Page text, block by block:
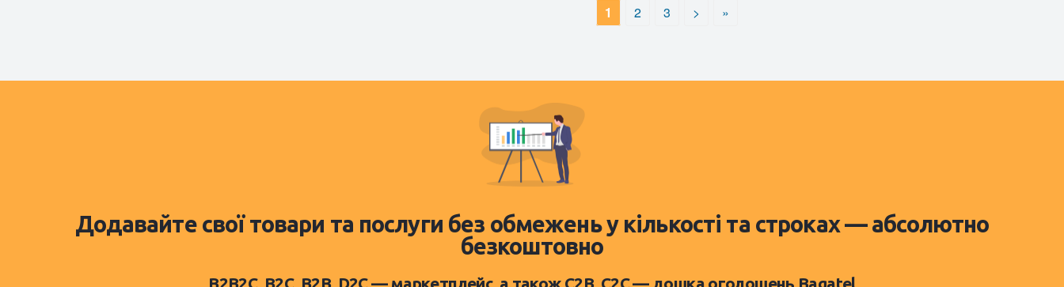
1 2 3 > »
Додавайте свої товари та послуги без обмежень у кількості та строках — абсолютно
безкоштовно